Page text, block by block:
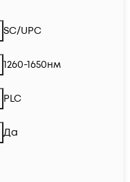
SC/UPC
1260-1650нм
PLC
Да